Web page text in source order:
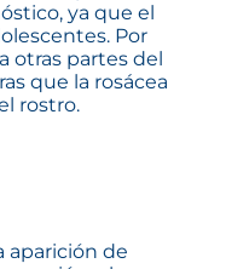
ya que el
Por
otras partes del
que la rosácea
rostro.
aparición de